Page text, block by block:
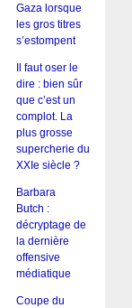
Gaza lorsque
les gros titres
s’estompent
Il faut oser le
dire : bien sûr
que c’est un
complot. La
plus grosse
supercherie du
XXIe siècle ?
Barbara
Butch :
décryptage de
la dernière
offensive
médiatique
Coupe du